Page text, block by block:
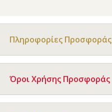
Πληροφορίες Προσφοράς
Όροι Χρήσης Προσφοράς